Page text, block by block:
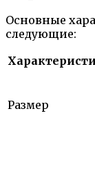
Основные
следующие:
Размер